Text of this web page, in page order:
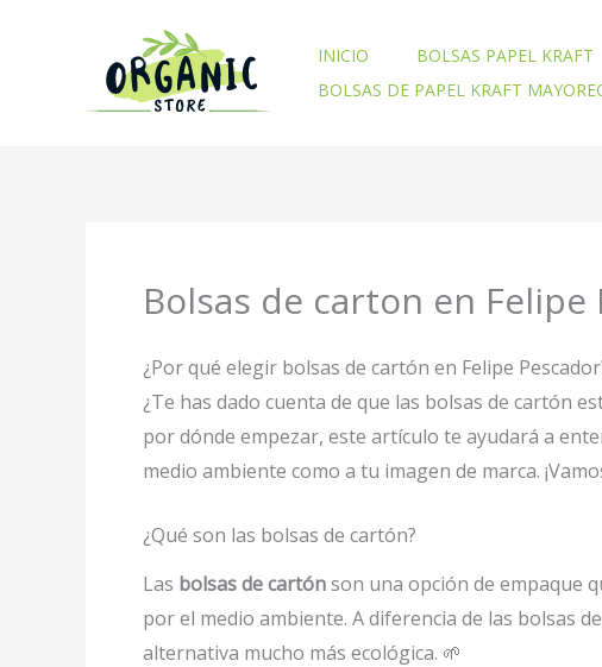
INICIO BOLSAS PAPEL KRAFT
BOLSAS DE PAPEL KRAFT
Bolsas de carton en Felipe
¿Por qué elegir bolsas de cartón en Felipe
¿Te has dado cuenta de que las bolsas de cartón
por dónde empezar, este artículo te ayudará a
medio ambiente como a tu imagen de marca.
¿Qué son las bolsas de cartón?
Las bolsas de cartónson una opción de empaque
por el medio ambiente. A diferencia de las bolsas
alternativa mucho más ecológica. 🌱